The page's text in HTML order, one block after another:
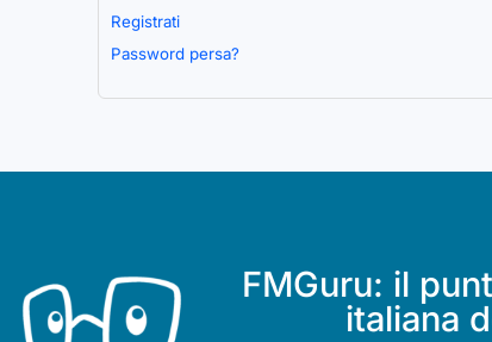
Registrati
Password persa?
FMGuru: il
italiana